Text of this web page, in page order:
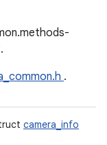
.
camera_info